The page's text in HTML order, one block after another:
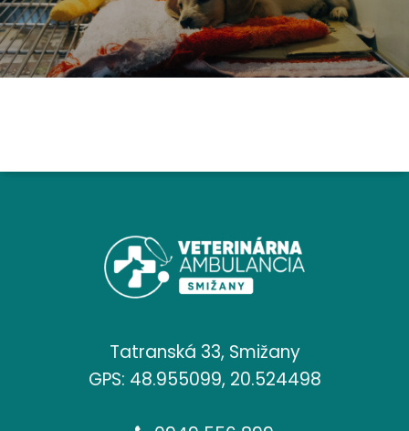
Tatranská 33, Smižany
GPS: 48.955099, 20.524498